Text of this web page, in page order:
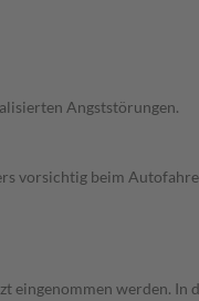
Angststörungen.
vorsichtig beim
werden.